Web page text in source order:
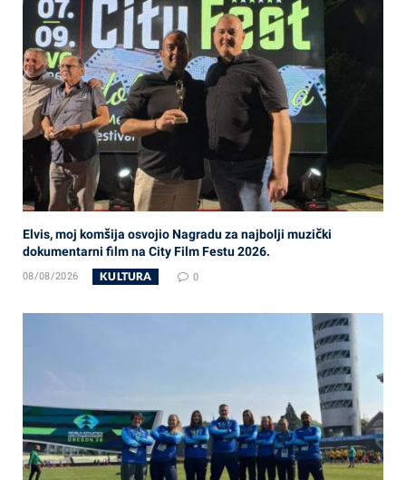
Elvis, moj komšija osvojio Nagradu za najbolji muzički
dokumentarni film na City Film Festu 2026.
08/08/2026 KULTURA 0